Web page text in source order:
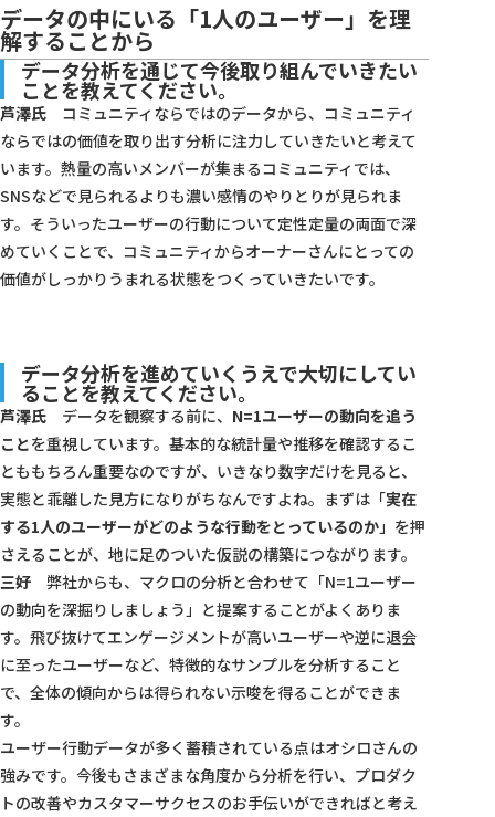
データの中にいる「1人のユーザー」を理
解することから
データ分析を通じて今後取り組んでいきたい
ことを教えてください。
芦澤氏 コミュニティならではのデータから、コミュニティ
ならではの価値を取り出す分析に注力していきたいと考えて
います。熱量の高いメンバーが集まるコミュニティでは、
SNSなどで見られるよりも濃い感情のやりとりが見られま
す。そういったユーザーの行動について定性定量の両面で深
めていくことで、コミュニティからオーナーさんにとっての
価値がしっかりうまれる状態をつくっていきたいです。
データ分析を進めていくうえで大切にしてい
ることを教えてください。
芦澤氏 データを観察する前に、 N=1ユーザーの動向を追う
ことを重視しています。基本的な統計量や推移を確認するこ
とももちろん重要なのですが、いきなり数字だけを見ると、
実態と乖離した見方になりがちなんですよね。まずは「実在
する1人のユーザーがどのような行動をとっているのか」を押
さえることが、地に足のついた仮説の構築につながります。
三好 弊社からも、マクロの分析と合わせて「N=1ユーザー
の動向を深掘りしましょう」と提案することがよくありま
す。飛び抜けてエンゲージメントが高いユーザーや逆に退会
に至ったユーザーなど、特徴的なサンプルを分析すること
で、全体の傾向からは得られない示唆を得ることができま
す。
ユーザー行動データが多く蓄積されている点はオシロさんの
強みです。今後もさまざまな角度から分析を行い、プロダク
トの改善やカスタマーサクセスのお手伝いができればと考え